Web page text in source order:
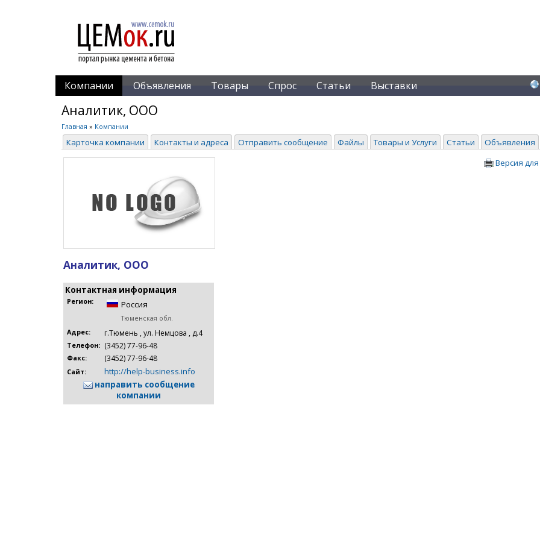
Компании Объявления Товары Спрос Статьи Выставки
Аналитик, ООО
Главная » Компании
Карточка компании Контакты и адреса Отправить сообщение Файлы Товары и Услуги Статьи Объявления
Аналитик, ООО
Контактная информация
Регион: Россия
Тюменская обл.
Адрес:
г.Тюмень , ул. Немцова , д.4
Телефон: (3452) 77-96-48
Факс: (3452) 77-96-48
Сайт:
http://help-business.info
направить сообщение
компании
Версия